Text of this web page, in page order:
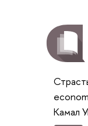
Камал